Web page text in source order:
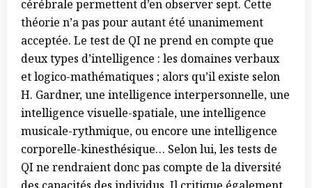
cérébrale permettent d’en observer sept. Cette
théorie n’a pas pour autant été unanimement
acceptée. Le test de QI ne prend en compte que
deux types d’intelligence : les domaines verbaux
et logico-mathématiques ; alors qu’il existe selon
H. Gardner, une intelligence interpersonnelle, une
intelligence visuelle-spatiale, une intelligence
musicale-rythmique, ou encore une intelligence
corporelle-kinesthésique… Selon lui, les tests de
QI ne rendraient donc pas compte de la diversité
des capacités des individus. Il critique également